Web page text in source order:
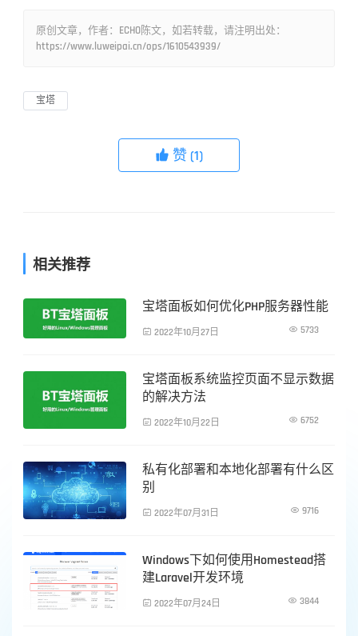
原创文章，作者：ECHO陈文，如若转载，请注明出处：
https://www.luweipai.cn/ops/1610543939/
宝塔
 赞(1)
相关推荐
服务器运维 宝塔面板如何优化PHP服务器性能
 2022年10月27日  5733
宝塔面板系统监控页面不显示数据
的解决方法
 2022年10月22日  6752
服务器运维
私有化部署和本地化部署有什么区
别
 2022年07月31日  9716
服务器运维
Windows下如何使用Homestead搭
建Laravel开发环境
 2022年07月24日  3844